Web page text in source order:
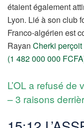
étaient également
Lyon. Lié à son club
Franco-algérien est
Rayan Cherki
(1 482 000 000
L’OL a refusé
– 3 raisons